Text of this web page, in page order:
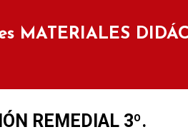
MATERIALES
REMEDIAL 3º.